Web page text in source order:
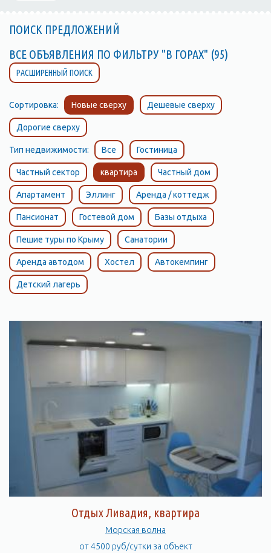
ПОИСК ПРЕДЛОЖЕНИЙ
ВСЕ ОБЪЯВЛЕНИЯ ПО ФИЛЬТРУ "В ГОРАХ" (95)
РАСШИРЕННЫЙ ПОИСК
Сортировка: Новые сверху Дешевые сверху
Дорогие сверху
Тип недвижимости: Все Гостиница
Частный сектор квартира Частный дом
Апартамент Эллинг Аренда / коттедж
Пансионат Гостевой дом Базы отдыха
Пешие туры по Крыму Санатории
Аренда автодом Хостел Автокемпинг
Детский лагерь
Отдых Ливадия, квартира
Морская волна
от 4500 руб/сутки за объект